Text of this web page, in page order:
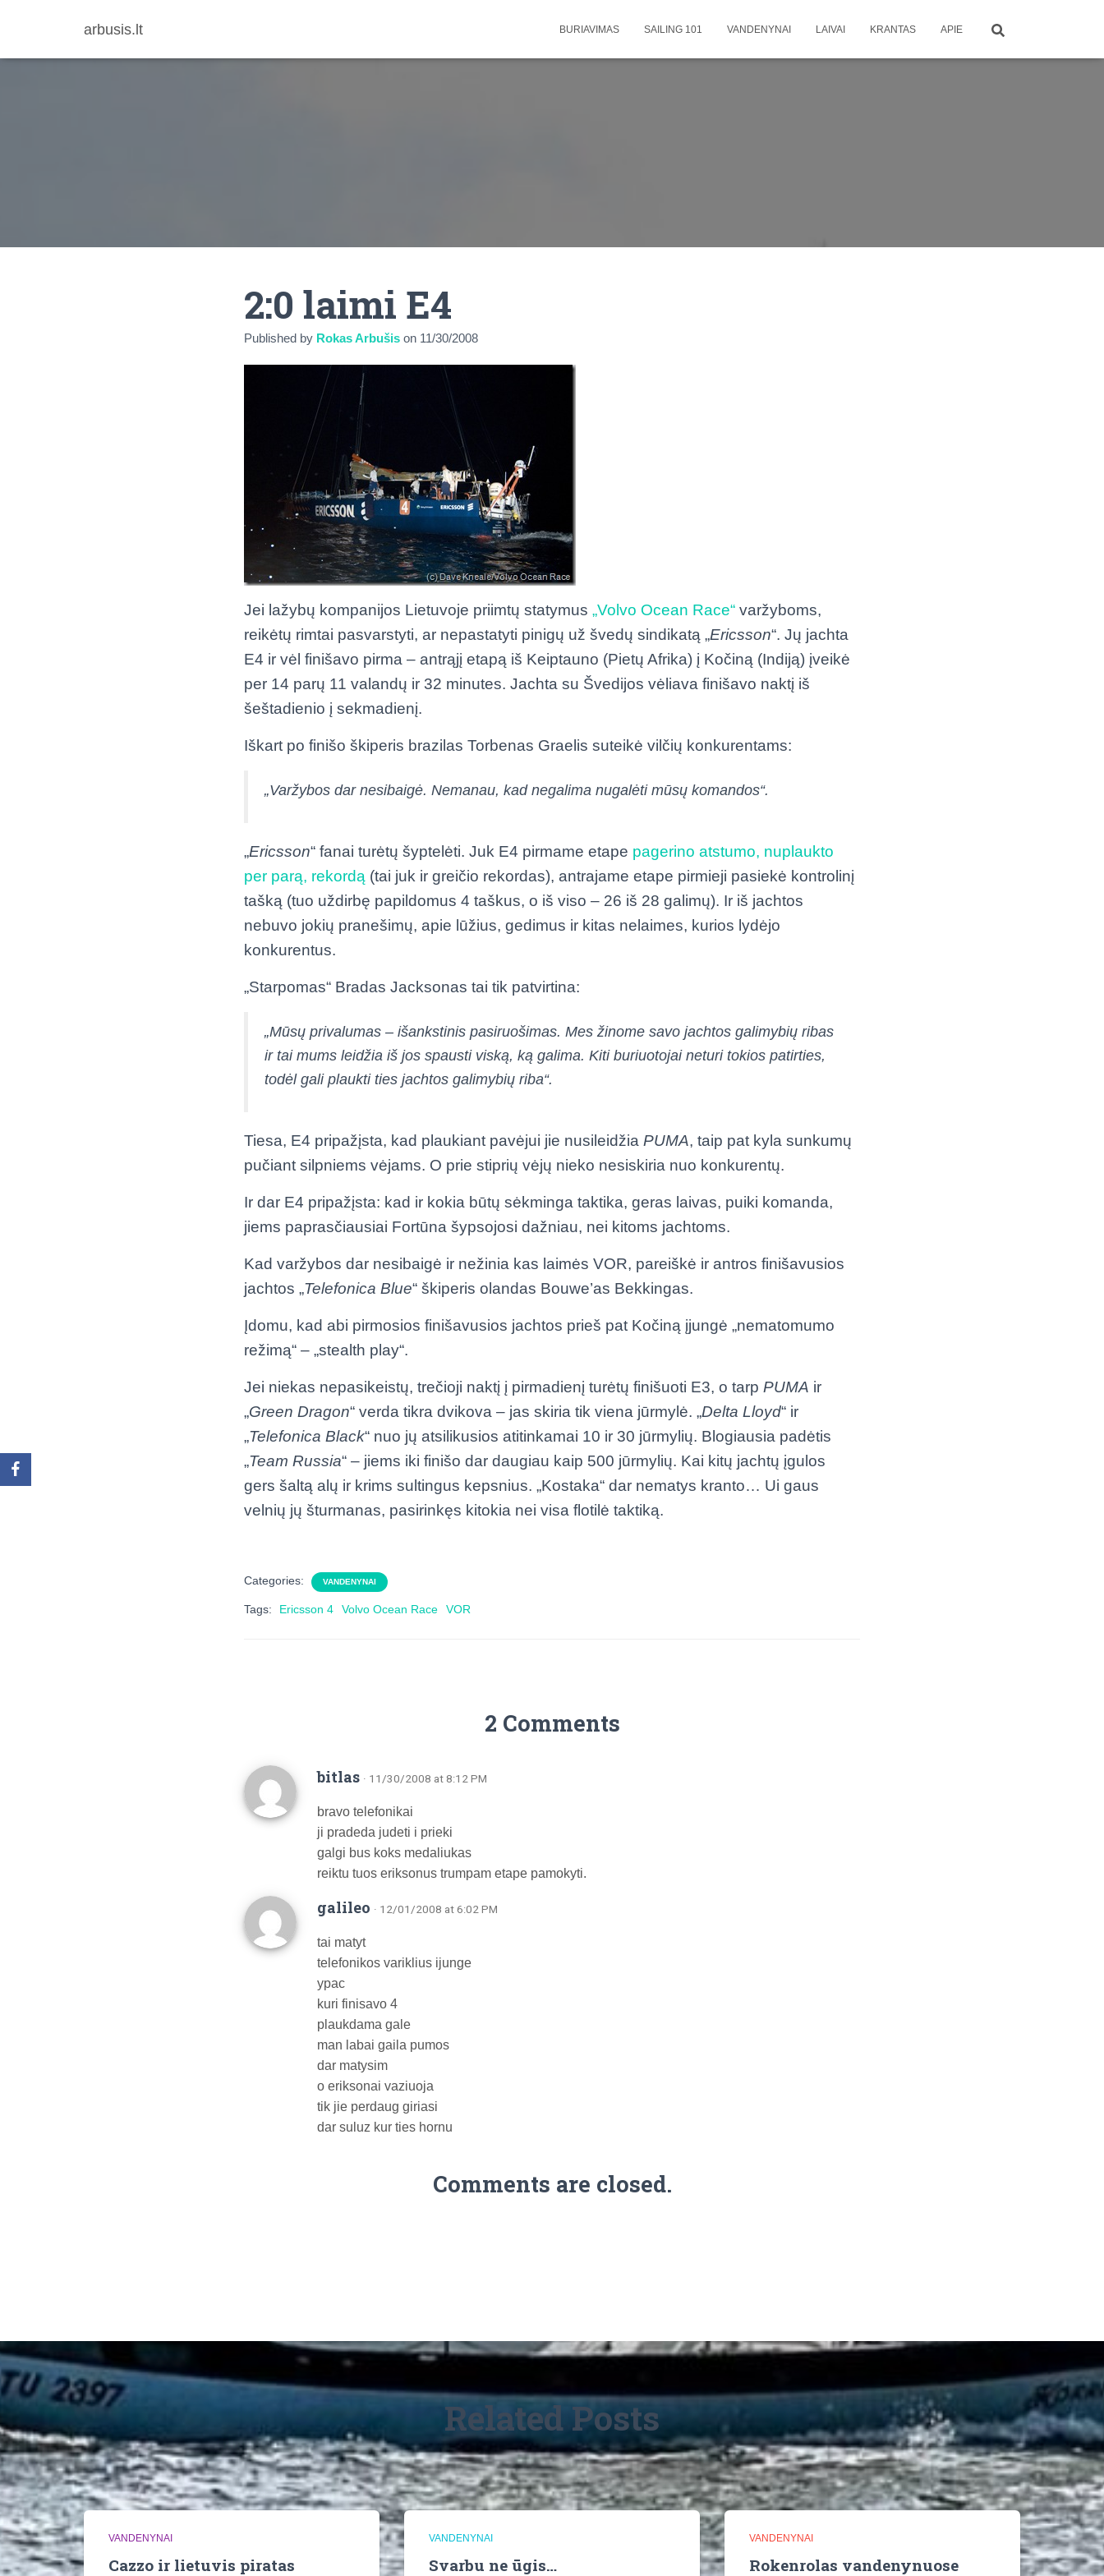
arbusis.lt BURIAVIMAS SAILING 101 VANDENYNAI LAIVAI KRANTAS APIE
2:0 laimi E4
Published by Rokas Arbušis on 11/30/2008
Jei lažybų kompanijos Lietuvoje priimtų statymus „Volvo Ocean Race“ varžyboms,
reikėtų rimtai pasvarstyti, ar nepastatyti pinigų už švedų sindikatą „Ericsson“. Jų jachta
E4 ir vėl finišavo pirma – antrąjį etapą iš Keiptauno (Pietų Afrika) į Kočiną (Indiją) įveikė
per 14 parų 11 valandų ir 32 minutes. Jachta su Švedijos vėliava finišavo naktį iš
šeštadienio į sekmadienį.
Iškart po finišo škiperis brazilas Torbenas Graelis suteikė vilčių konkurentams:
„Varžybos dar nesibaigė. Nemanau, kad negalima nugalėti mūsų komandos“.
„Ericsson“ fanai turėtų šyptelėti. Juk E4 pirmame etape pagerino atstumo, nuplaukto
per parą, rekordą (tai juk ir greičio rekordas), antrajame etape pirmieji pasiekė kontrolinį
tašką (tuo uždirbę papildomus 4 taškus, o iš viso – 26 iš 28 galimų). Ir iš jachtos
nebuvo jokių pranešimų, apie lūžius, gedimus ir kitas nelaimes, kurios lydėjo
konkurentus.
„Starpomas“ Bradas Jacksonas tai tik patvirtina:
„Mūsų privalumas – išankstinis pasiruošimas. Mes žinome savo jachtos galimybių ribas
ir tai mums leidžia iš jos spausti viską, ką galima. Kiti buriuotojai neturi tokios patirties,
todėl gali plaukti ties jachtos galimybių riba“.
Tiesa, E4 pripažįsta, kad plaukiant pavėjui jie nusileidžia PUMA, taip pat kyla sunkumų
pučiant silpniems vėjams. O prie stiprių vėjų nieko nesiskiria nuo konkurentų.
Ir dar E4 pripažįsta: kad ir kokia būtų sėkminga taktika, geras laivas, puiki komanda,
jiems paprasčiausiai Fortūna šypsojosi dažniau, nei kitoms jachtoms.
Kad varžybos dar nesibaigė ir nežinia kas laimės VOR, pareiškė ir antros finišavusios
jachtos „Telefonica Blue“ škiperis olandas Bouwe’as Bekkingas.
Įdomu, kad abi pirmosios finišavusios jachtos prieš pat Kočiną įjungė „nematomumo
režimą“ – „stealth play“.
Jei niekas nepasikeistų, trečioji naktį į pirmadienį turėtų finišuoti E3, o tarp PUMA ir
„Green Dragon“ verda tikra dvikova – jas skiria tik viena jūrmylė. „Delta Lloyd“ ir
„Telefonica Black“ nuo jų atsilikusios atitinkamai 10 ir 30 jūrmylių. Blogiausia padėtis
„Team Russia“ – jiems iki finišo dar daugiau kaip 500 jūrmylių. Kai kitų jachtų įgulos
gers šaltą alų ir krims sultingus kepsnius. „Kostaka“ dar nematys kranto… Ui gaus
velnių jų šturmanas, pasirinkęs kitokia nei visa flotilė taktiką.
Categories: VANDENYNAI
Tags: Ericsson 4 Volvo Ocean Race VOR
2 Comments
bitlas · 11/30/2008 at 8:12 PM
bravo telefonikai
ji pradeda judeti i prieki
galgi bus koks medaliukas
reiktu tuos eriksonus trumpam etape pamokyti.
galileo · 12/01/2008 at 6:02 PM
tai matyt
telefonikos variklius ijunge
ypac
kuri finisavo 4
plaukdama gale
man labai gaila pumos
dar matysim
o eriksonai vaziuoja
tik jie perdaug giriasi
dar suluz kur ties hornu
Comments are closed.
Related Posts
VANDENYNAI
Cazzo ir lietuvis piratas
VANDENYNAI
Svarbu ne ūgis…
VANDENYNAI
Rokenrolas vandenynuose